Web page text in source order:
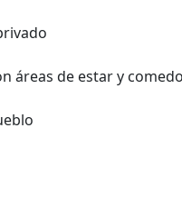
áreas de estar y